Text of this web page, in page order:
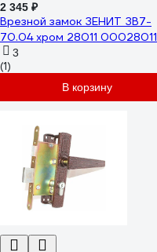
2 345 ₽
Врезной замок ЗЕНИТ ЗВ7-
70.04 хром 28011 00028011
3
(1)
В корзину